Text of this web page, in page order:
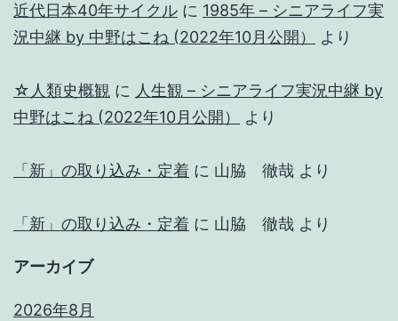
近代日本40年サイクル に 1985年 – シニアライフ実
況中継 by 中野はこね (2022年10月公開）
より
☆人類史概観 に 人生観 – シニアライフ実況中継 by
中野はこね (2022年10月公開）
より
「新」の取り込み・定着 に 山脇 徹哉 より
「新」の取り込み・定着 に 山脇 徹哉 より
アーカイブ
2026年8月